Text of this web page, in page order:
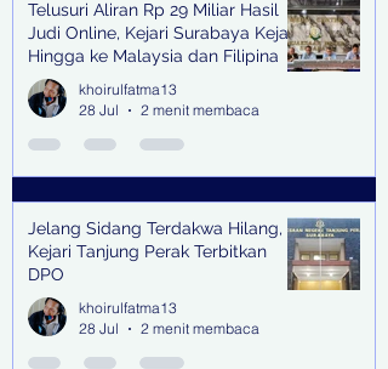
Telusuri Aliran Rp 29 Miliar Hasil
Judi Online, Kejari Surabaya Kejar
Hingga ke Malaysia dan Filipina
khoirulfatma13
28 Jul
2 menit membaca
Jelang Sidang Terdakwa Hilang,
Kejari Tanjung Perak Terbitkan
DPO
khoirulfatma13
28 Jul
2 menit membaca